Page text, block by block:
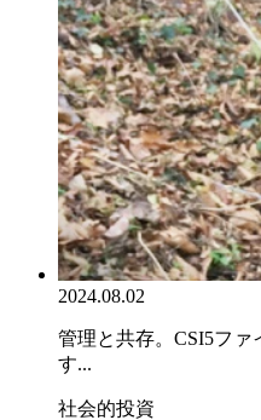
2024.08.02
管理と共存。CSI5ファ
す...
社会的投資